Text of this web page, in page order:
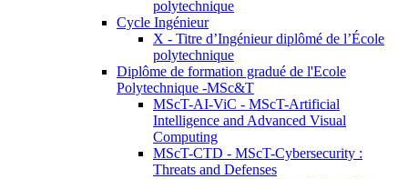
polytechnique
Cycle Ingénieur
X - Titre d’Ingénieur diplômé de l’École
polytechnique
Diplôme de formation gradué de l'Ecole
Polytechnique -MSc&T
MScT-AI-ViC - MScT-Artificial
Intelligence and Advanced Visual
Computing
MScT-CTD - MScT-Cybersecurity :
Threats and Defenses